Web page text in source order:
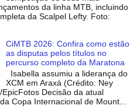
da linha MTB, incluindo
da Scalpel Lefty. Foto:
CiMTB 2026: Confira como estão
as disputas pelos títulos no
percurso completo da Maratona
Isabella assumiu a liderança do
XCM em Araxá (Crédito: Ney
EpicFotos Decisão da atual
Copa Internacional de Mount...